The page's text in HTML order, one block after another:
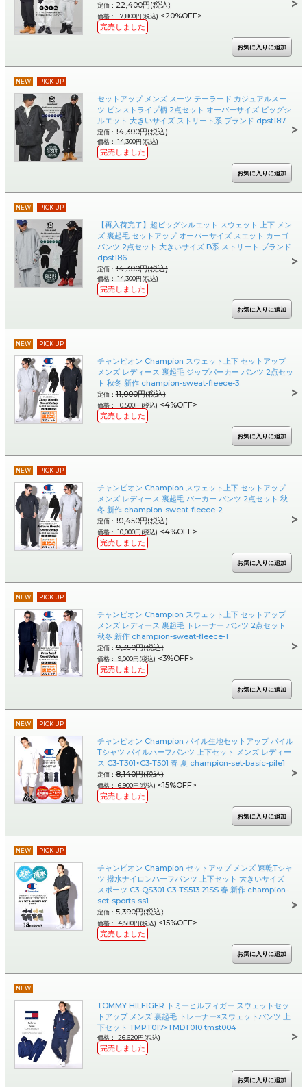
定価：22,400円(税込)
価格： 17,800円(税込) <20%OFF>
完売しました
NEW PICK UP
セットアップ メンズ スーツ テーラード カジュアルスー
ツ ピンストライプ柄 2点セット オーバーサイズ ビッグシ
ルエット 大きいサイズ ストリート系 ブランド dpst187
定価：14,300円(税込)
価格： 14,300円(税込)
完売しました
NEW PICK UP
【再入荷完了】超ビッグシルエット スウェット 上下 メン
ズ 裏起毛 セットアップ オーバーサイズ スエット カーゴ
パンツ 2点セット 大きいサイズ B系 ストリート ブランド
dpst186
定価：14,300円(税込)
価格： 14,300円(税込)
完売しました
NEW PICK UP
チャンピオン Champion スウェット上下 セットアップ
メンズ レディース 裏起毛 ジップパーカー パンツ 2点セッ
ト 秋冬 新作 champion-sweat-fleece-3
定価：11,000円(税込)
価格： 10,500円(税込) <4%OFF>
完売しました
NEW PICK UP
チャンピオン Champion スウェット上下 セットアップ
メンズ レディース 裏起毛 パーカー パンツ 2点セット 秋
冬 新作 champion-sweat-fleece-2
定価：10,450円(税込)
価格： 10,000円(税込) <4%OFF>
完売しました
NEW PICK UP
チャンピオン Champion スウェット上下 セットアップ
メンズ レディース 裏起毛 トレーナー パンツ 2点セット
秋冬 新作 champion-sweat-fleece-1
定価：9,350円(税込)
価格： 9,000円(税込) <3%OFF>
完売しました
NEW PICK UP
チャンピオン Champion パイル生地セットアップ パイル
Tシャツ パイルハーフパンツ 上下セット メンズ レディー
ス C3-T301×C3-T501 春 夏 champion-set-basic-pile1
定価：8,140円(税込)
価格： 6,900円(税込) <15%OFF>
完売しました
NEW PICK UP
チャンピオン Champion セットアップ メンズ 速乾Tシャ
ツ 撥水ナイロンハーフパンツ 上下セット 大きいサイズ
スポーツ C3-QS301 C3-TS513 21SS 春 新作 champion-
set-sports-ss1
定価：5,390円(税込)
価格： 4,580円(税込) <15%OFF>
完売しました
NEW
TOMMY HILFIGER トミーヒルフィガー スウェットセッ
トアップ メンズ 裏起毛 トレーナー×スウェットパンツ 上
下セット TMPT017×TMDT010 tmst004
価格： 26,620円(税込)
完売しました